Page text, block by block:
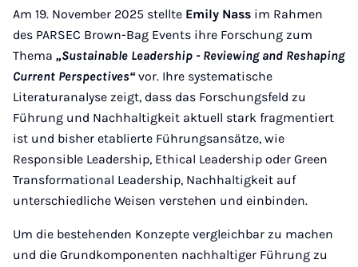
Am 19. November 2025 stellte Emily Nass im Rahmen
des PARSEC Brown-Bag Events ihre Forschung zum
Thema „Sustainable Leadership - Reviewing and Reshaping
Current Perspectives“vor. Ihre systematische
Literaturanalyse zeigt, dass das Forschungsfeld zu
Führung und Nachhaltigkeit aktuell stark fragmentiert
ist und bisher etablierte Führungsansätze, wie
Responsible Leadership, Ethical Leadership oder Green
Transformational Leadership, Nachhaltigkeit auf
unterschiedliche Weisen verstehen und einbinden.
Um die bestehenden Konzepte vergleichbar zu machen
und die Grundkomponenten nachhaltiger Führung zu